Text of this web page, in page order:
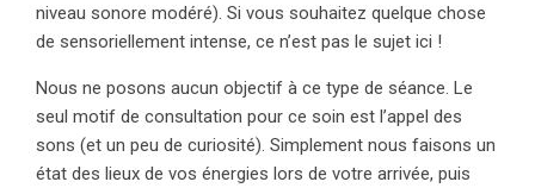
niveau sonore modéré). Si vous souhaitez quelque chose
de sensoriellement intense, ce n’est pas le sujet ici !
Nous ne posons aucun objectif à ce type de séance. Le
seul motif de consultation pour ce soin est l’appel des
sons (et un peu de curiosité). Simplement nous faisons un
état des lieux de vos énergies lors de votre arrivée, puis